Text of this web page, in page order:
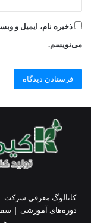
ذخیره نام، ایمیل و
می‌نویسم.
کاتالوگ معرفی شرکت
دوره‌های آموزشی |